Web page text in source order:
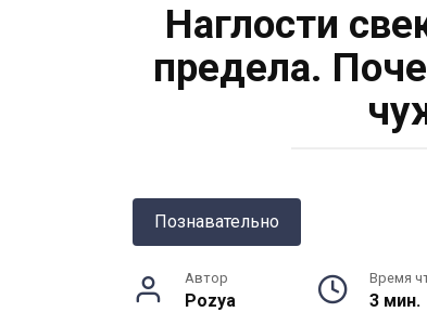
Наглости
предела.
Познавательно
Автор
Pozya
Время
3 мин.